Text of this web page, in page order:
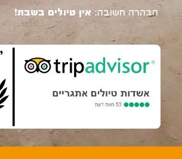
הבהרה חשובה:אין טיולים בשבת!